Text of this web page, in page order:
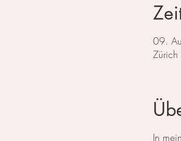
09.
In